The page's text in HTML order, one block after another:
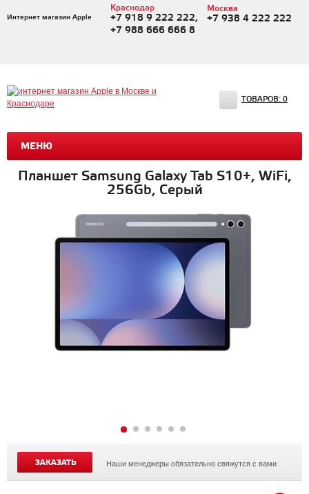
Интернет магазин Apple
Краснодар
+7 918 9 222 222,
+7 988 666 666 8
Москва
+7 938 4 222 222
МЕНЮ
ТОВАРОВ: 0
Планшет Samsung Galaxy Tab S10+, WiFi,
256Gb, Серый
ЗАКАЗАТЬ Наши менеджеры обязательно свяжутся с вами